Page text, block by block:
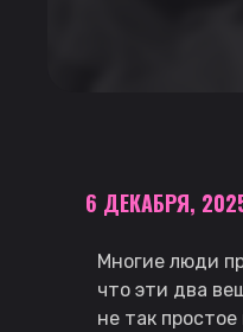
6 ДЕКАБРЯ,
Многие люди
что эти два
не так